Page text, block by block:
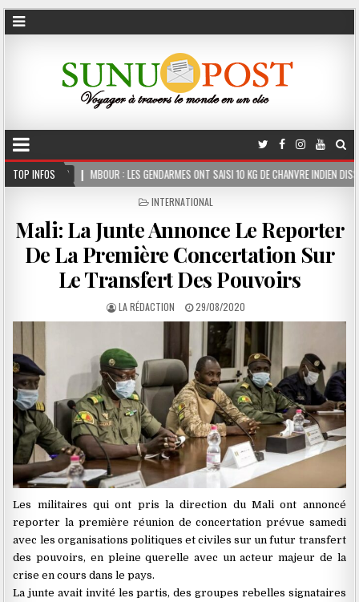
TOP INFOS
LES GENDARMES ONT SAISI 10 KG DE CHANVRE INDIEN DISSIMULÉS DANS LE COFFRE
POSTED
INTERNATIONAL
Mali: La Junte Annonce Le Reporter
De La Première Concertation Sur
Le Transfert Des Pouvoirs
LA RÉDACTION 29/08/2020
Les militaires qui ont pris la direction du Mali ont annoncé
reporter la première réunion de concertation prévue samedi
avec les organisations politiques et civiles sur un futur transfert
des pouvoirs, en pleine querelle avec un acteur majeur de la
crise en cours dans le pays.
La junte avait invité les partis, des groupes rebelles signataires